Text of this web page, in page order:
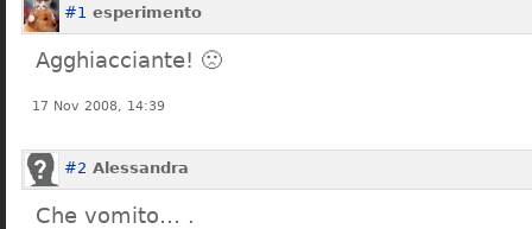
#1 esperimento
Agghiacciante! 🙁
17 Nov 2008, 14:39
#2 Alessandra
Che vomito… .